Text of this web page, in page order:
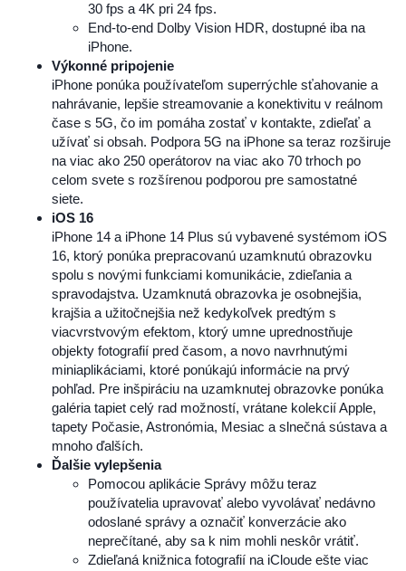
30 fps a 4K pri 24 fps.
End-to-end Dolby Vision HDR, dostupné iba na
iPhone.
Výkonné pripojenie
iPhone ponúka používateľom superrýchle sťahovanie a
nahrávanie, lepšie streamovanie a konektivitu v reálnom
čase s 5G, čo im pomáha zostať v kontakte, zdieľať a
užívať si obsah. Podpora 5G na iPhone sa teraz rozširuje
na viac ako 250 operátorov na viac ako 70 trhoch po
celom svete s rozšírenou podporou pre samostatné
siete.
iOS 16
iPhone 14 a iPhone 14 Plus sú vybavené systémom iOS
16, ktorý ponúka prepracovanú uzamknutú obrazovku
spolu s novými funkciami komunikácie, zdieľania a
spravodajstva. Uzamknutá obrazovka je osobnejšia,
krajšia a užitočnejšia než kedykoľvek predtým s
viacvrstvovým efektom, ktorý umne uprednostňuje
objekty fotografií pred časom, a novo navrhnutými
miniaplikáciami, ktoré ponúkajú informácie na prvý
pohľad. Pre inšpiráciu na uzamknutej obrazovke ponúka
galéria tapiet celý rad možností, vrátane kolekcií Apple,
tapety Počasie, Astronómia, Mesiac a slnečná sústava a
mnoho ďalších.
Ďalšie vylepšenia
Pomocou aplikácie Správy môžu teraz
používatelia upravovať alebo vyvolávať nedávno
odoslané správy a označiť konverzácie ako
neprečítané, aby sa k nim mohli neskôr vrátiť.
Zdieľaná knižnica fotografií na iCloude ešte viac